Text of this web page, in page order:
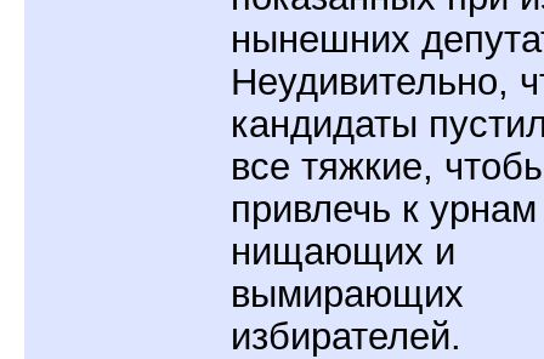
нынешних
Неудивительно,
кандидаты
все тяжкие,
привлечь к урнам
нищающих и
вымирающих
избирателей.